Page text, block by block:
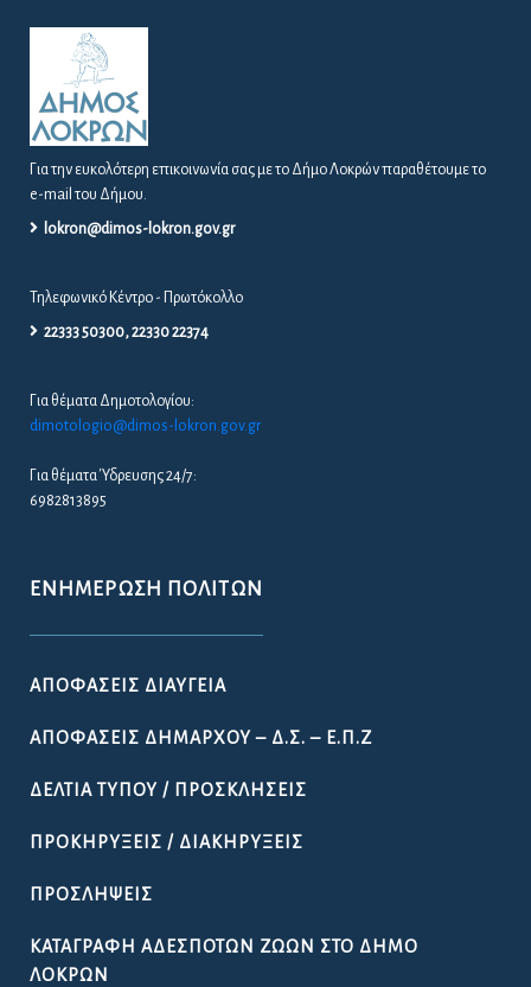
Για την ευκολότερη επικοινωνία σας με το Δήμο Λοκρών παραθέτουμε το
e-mail του Δήμου.
lokron@dimos-lokron.gov.gr
Τηλεφωνικό Κέντρο - Πρωτόκολλο
22333 50300, 22330 22374
Για θέματα Δημοτολογίου:
dimotologio@dimos-lokron.gov.gr
Για θέματα Ύδρευσης 24/7:
6982813895
ΕΝΗΜΈΡΩΣΗ ΠΟΛΙΤΏΝ
ΑΠΟΦΆΣΕΙΣ ΔΙΑΎΓΕΙΑ
ΑΠΟΦΆΣΕΙΣ ΔΗΜΆΡΧΟΥ – Δ.Σ. – Ε.Π.Ζ
ΔΕΛΤΊΑ ΤΎΠΟΥ / ΠΡΟΣΚΛΉΣΕΙΣ
ΠΡΟΚΗΡΎΞΕΙΣ / ΔΙΑΚΗΡΎΞΕΙΣ
ΠΡΟΣΛΉΨΕΙΣ
ΚΑΤΑΓΡΑΦΉ ΑΔΈΣΠΟΤΩΝ ΖΏΩΝ ΣΤΟ ΔΉΜΟ
ΛΟΚΡΏΝ